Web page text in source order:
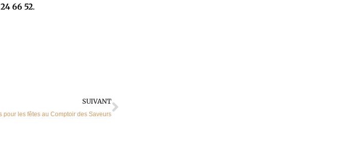
66 52.
SUIVANT
pour les fêtes au Comptoir des Saveurs
Suivant